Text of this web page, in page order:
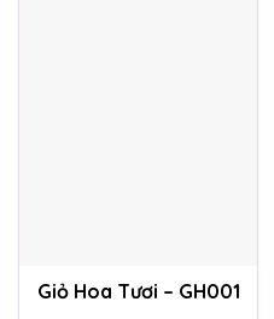
Giỏ Hoa Tươi – GH001